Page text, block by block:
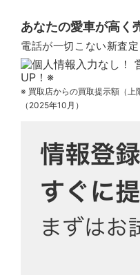
あなたの愛車が高く
電話が一切こない新査
※ 買取店からの買取提示額（上
（2025年10月）